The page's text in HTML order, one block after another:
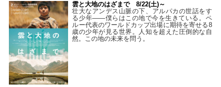
雲と大地のはざまで 8/22(土)～
壮大なアンデス山脈の下、アルパカの世話をす
る少年――僕らはこの地で今を生きている。ペ
ルー代表のワールドカップ出場に期待を寄せる8
歳の少年が見る世界。人知を超えた圧倒的な自
然。この地の未来を問う。